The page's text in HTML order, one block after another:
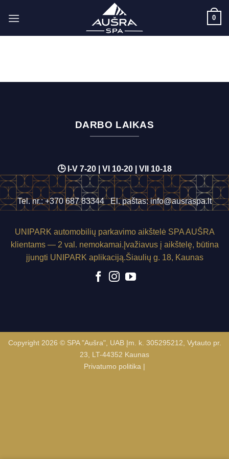
0
DARBO LAIKAS
🕒 I-V 7-20 | VI 10-20 | VII 10-18
Tel. nr.:+370 687 83344 El. paštas:info@ausraspa.lt
UNIPARK automobilių parkavimo aikštelė SPA AUŠRA
klientams — 2 val. nemokamai. Įvažiavus į aikštelę, būtina
įjungti UNIPARK aplikaciją.Šiaulių g. 18, Kaunas
Copyright 2026 © SPA "Aušra", UAB Įm. k. 305295212, Vytauto pr.
23, LT-44352 Kaunas
Privatumo politika |